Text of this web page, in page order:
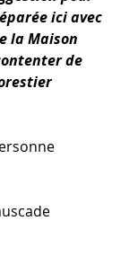
ici avec
la Maison
de